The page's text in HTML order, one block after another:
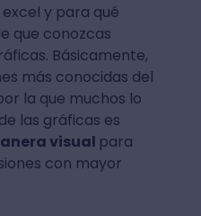
y para qué
que conozcas
Básicamente,
más conocidas del
la que muchos lo
las gráficas es
visual para
con mayor